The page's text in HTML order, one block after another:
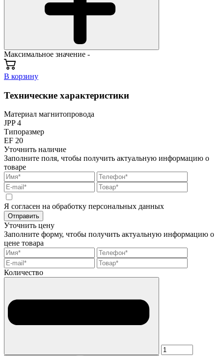
Максимальное значение -
В корзину
Технические характеристики
Материал магнитопровода
JPP 4
Типоразмер
EF 20
Уточнить наличие
Заполните поля, чтобы получить актуальную информацию о
товаре
Я согласен на обработку персональных данных
Отправить
Уточнить цену
Заполните форму, чтобы получить актуальную информацию о
цене товара
Количество